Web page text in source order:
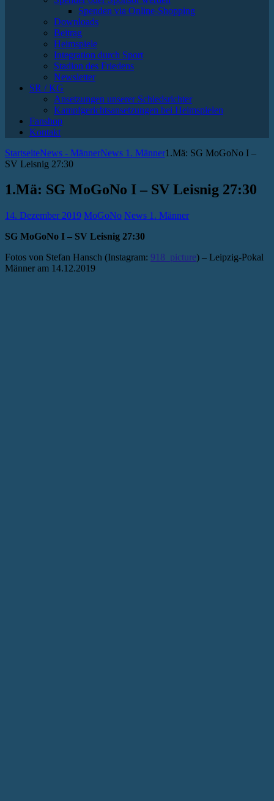
Spenden via Online-Shopping
Downloads
Beitrag
Heimspiele
Integration durch Sport
Stadion des Friedens
Newsletter
SR / KG
Ansetzungen unserer Schiedsrichter
Kampfgerichtsansetzungen bei Heimspielen
Fanshop
Kontakt
StartseiteNews - MännerNews 1. Männer1.Mä: SG MoGoNo I –
SV Leisnig 27:30
1.Mä: SG MoGoNo I – SV Leisnig 27:30
14. Dezember 2019 MoGoNo News 1. Männer
SG MoGoNo I – SV Leisnig 27:30
Fotos von Stefan Hansch (Instagram: 918_picture) – Leipzig-Pokal
Männer am 14.12.2019